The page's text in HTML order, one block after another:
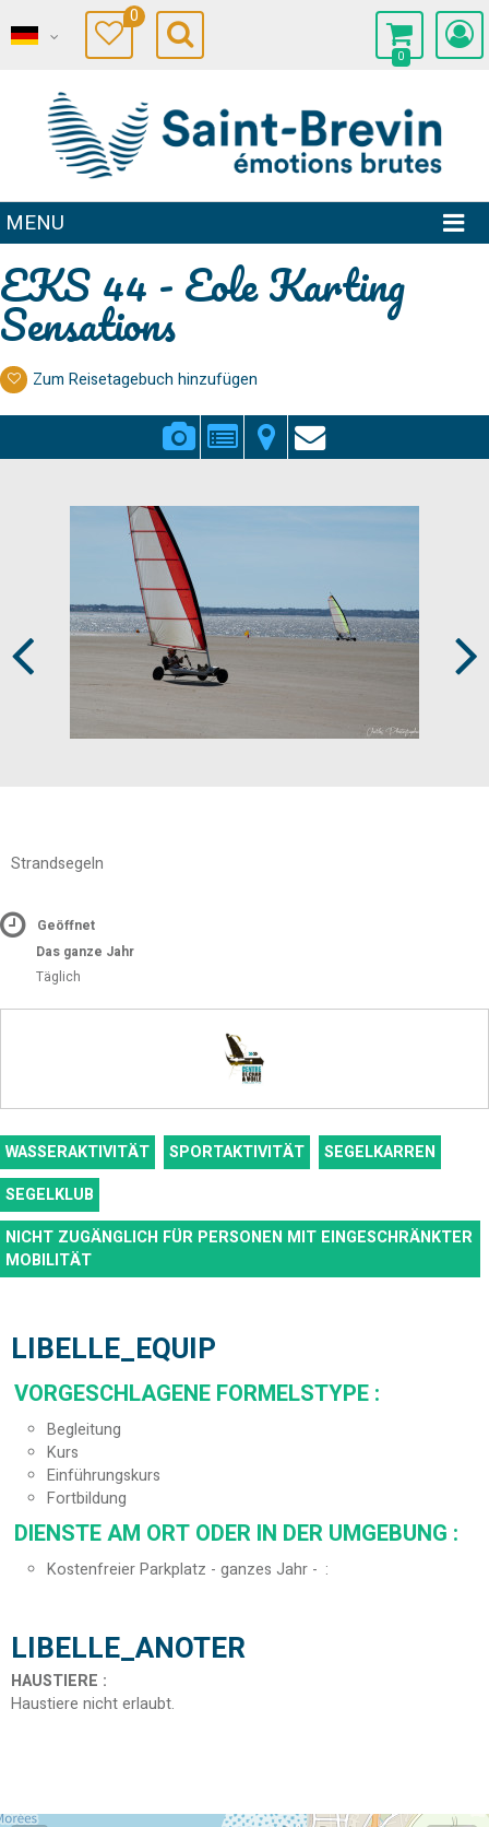
0
0
MENU
EKS 44 - Eole Karting
Sensations
Zum Reisetagebuch hinzufügen
Strandsegeln
Geöffnet
Das ganze Jahr
Täglich
WASSERAKTIVITÄT SPORTAKTIVITÄT
SEGELKARREN
SEGELKLUB
NICHT ZUGÄNGLICH FÜR PERSONEN MIT EINGESCHRÄNKTER
MOBILITÄT
LIBELLE_EQUIP
VORGESCHLAGENE FORMELSTYPE :
Begleitung
Kurs
Einführungskurs
Fortbildung
DIENSTE AM ORT ODER IN DER UMGEBUNG :
Kostenfreier Parkplatz - ganzes Jahr -
LIBELLE_ANOTER
HAUSTIERE :
Haustiere nicht erlaubt